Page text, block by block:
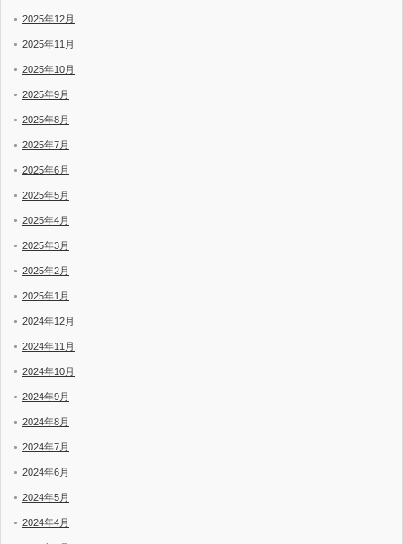
2025年12月
2025年11月
2025年10月
2025年9月
2025年8月
2025年7月
2025年6月
2025年5月
2025年4月
2025年3月
2025年2月
2025年1月
2024年12月
2024年11月
2024年10月
2024年9月
2024年8月
2024年7月
2024年6月
2024年5月
2024年4月